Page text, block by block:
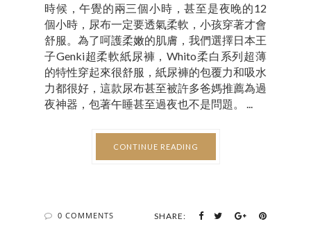
時候，午覺的兩三個小時，甚至是夜晚的12
個小時，尿布一定要透氣柔軟，小孩穿著才會
舒服。為了呵護柔嫩的肌膚，我們選擇日本王
子Genki超柔軟紙尿褲，Whito柔白系列超薄
的特性穿起來很舒服，紙尿褲的包覆力和吸水
力都很好，這款尿布甚至被許多爸媽推薦為過
夜神器，包著午睡甚至過夜也不是問題。 ...
CONTINUE READING
0 COMMENTS SHARE: